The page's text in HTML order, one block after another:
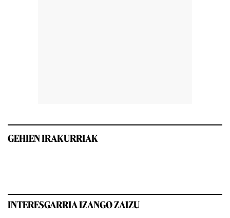
GEHIEN IRAKURRIAK
INTERESGARRIA IZANGO ZAIZU